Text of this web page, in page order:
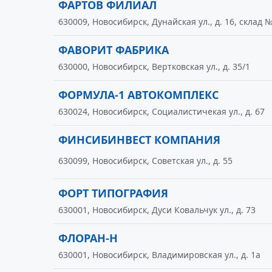
ФАРТОВ ФИЛИАЛ
630009, Новосибирск, Дунайская ул., д. 16, склад
ФАВОРИТ ФАБРИКА
630000, Новосибирск, Вертковская ул., д. 35/1
ФОРМУЛА-1 АВТОКОМПЛЕКС
630024, Новосибирск, Социалистичекая ул., д. 67
ФИНСИБИНВЕСТ КОМПАНИЯ
630099, Новосибирск, Советская ул., д. 55
ФОРТ ТИПОГРАФИЯ
630001, Новосибирск, Дуси Ковальчук ул., д. 73
ФЛОРАН-Н
630001, Новосибирск, Владимировская ул., д. 1а